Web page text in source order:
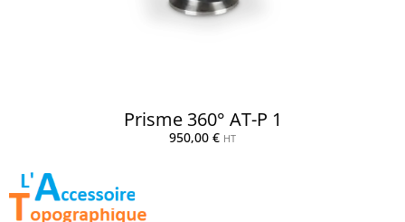
Prisme 360° AT-P 1
950,00 € HT